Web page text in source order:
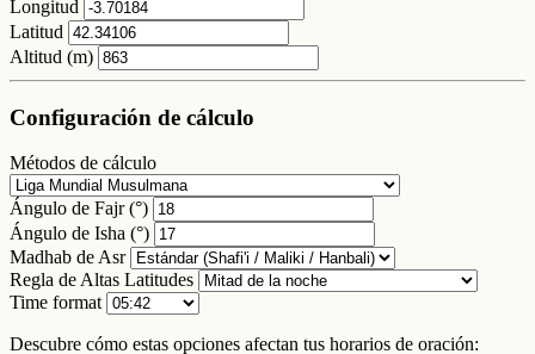
Longitud
Latitud
Altitud (m)
Configuración de cálculo
Métodos de cálculo
Ángulo de Fajr (°)
Ángulo de Isha (°)
Madhab de Asr
Regla de Altas Latitudes
Time format
Descubre cómo estas opciones afectan tus horarios de oración: